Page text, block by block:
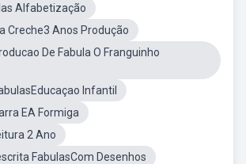
Alfabetização
Creche3 Anos Produção
De Fabula O Franguinho
Infantil
EA Formiga
2 Ano
FabulasCom Desenhos